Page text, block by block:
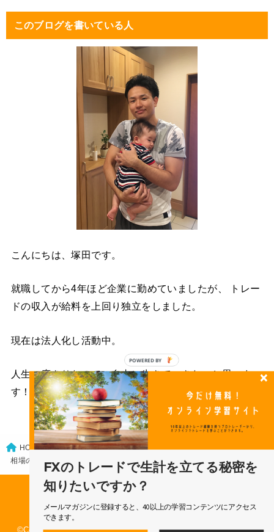
このブログを書いている人
こんにちは、塚田です。
就職してから4年ほど企業に勤めていましたが、 トレー
ドの収入が給料を上回り独立をしました。
現在は法人化し活動中。
人生一度きりなので、自由に生きていきたいと思いま
す！
HOME
FXトレードの基礎
相場の天底を見極めるクライマックスパターン
運営会社 利用規約
特定商取引法に基づく表記
個人情報保護方針
問い合わせ
©Copyright 2026Dealing FX プロトレーダーのブログ.All Rights
FXのトレードで生計を立てる秘密を
知りたいですか？
メールマガジンに登録すると、40以上の学習コンテンツにアクセス
できます。